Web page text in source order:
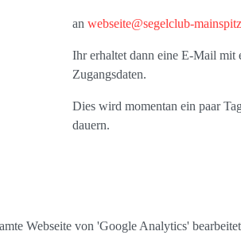
an webseite@segelclub-
Ihr erhaltet dann eine E-Mail mit
Zugangsdaten.
Dies wird momentan ein paar
dauern.
Webseite von 'Google Analytics' bearbeitet